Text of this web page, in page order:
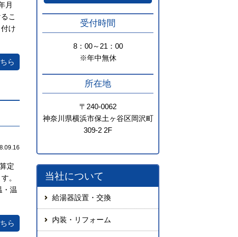
月
こ
け
ら
定
。
・温
ら
受付時間
8：00～21：00
※年中無休
所在地
〒240-0062
神奈川県横浜市保土ヶ谷区岡沢町
309-2 2F
当社について
給湯器設置・交換
内装・リフォーム